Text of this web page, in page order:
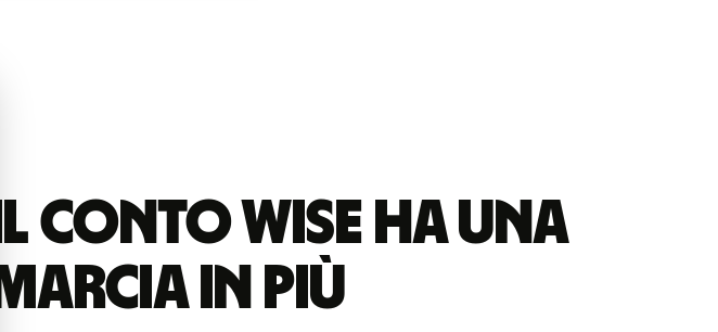
Il conto Wise ha una
marcia in più